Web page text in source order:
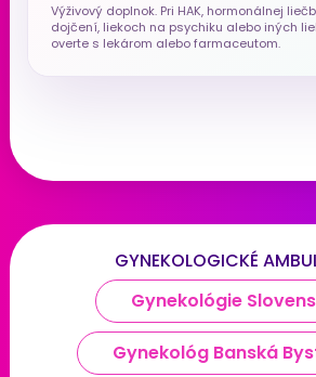
Výživový doplnok. Pri HAK, hormonálnej
dojčení, liekoch na psychiku alebo iných
overte s lekárom alebo farmaceutom.
GYNEKOLOGICKÉ
Gynekológie
Gynekológ Banská